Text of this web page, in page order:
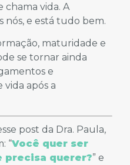
vida. A
nós, e está tudo bem.
maturidade e
se tornar ainda
e
vida após a
post da Dra. Paula,
“Você quer ser
precisa querer?” e